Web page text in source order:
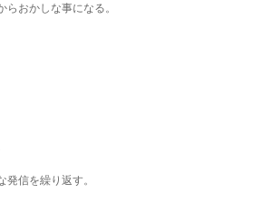
おかしな事になる。
信を繰り返す。